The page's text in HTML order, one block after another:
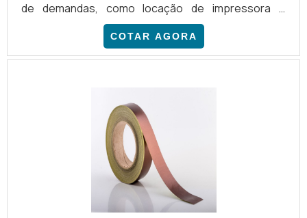
de demandas, como locação de impressora e
multifuncionais, outsourcing para impressão,
respostas para diagnósticos de imagens,
fotografias digitais e impressão de exames
necessário de profissionais da área gráfica, para
auxiliá-los na qualidade das imagens e com as soluç.
COTAR AGORA